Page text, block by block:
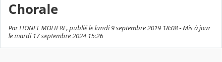
Chorale
Par LIONEL MOLIERE, publié le lundi 9 septembre 2019 18:08 - Mis à jour
le mardi 17 septembre 2024 15:26